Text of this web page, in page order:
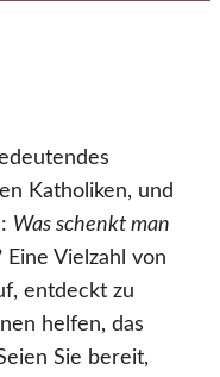
Katholiken, und
Was schenkt man
Eine Vielzahl von
entdeckt zu
helfen, das
Sie bereit,